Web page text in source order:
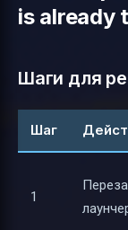
is already
Шаги для
Шаг
1